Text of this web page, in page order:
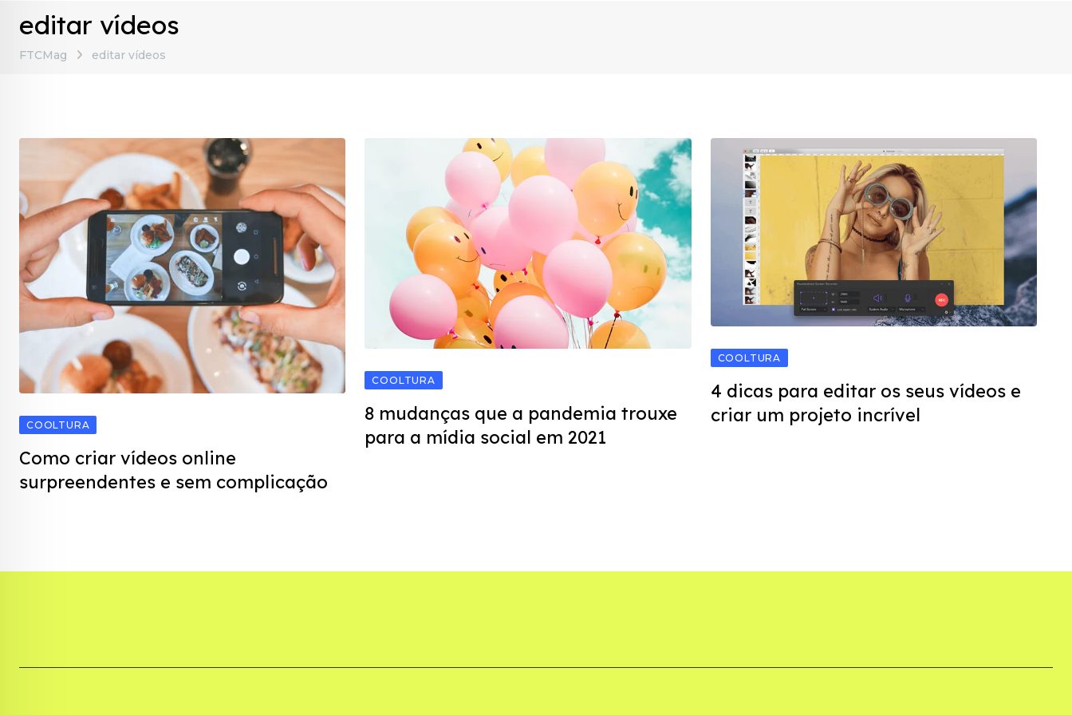
editar vídeos
FTCMag editar vídeos
COOLTURA
Como criar vídeos online
surpreendentes e sem complicação
COOLTURA
8 mudanças que a pandemia trouxe
para a mídia social em 2021
COOLTURA
4 dicas para editar os seus vídeos e
criar um projeto incrível